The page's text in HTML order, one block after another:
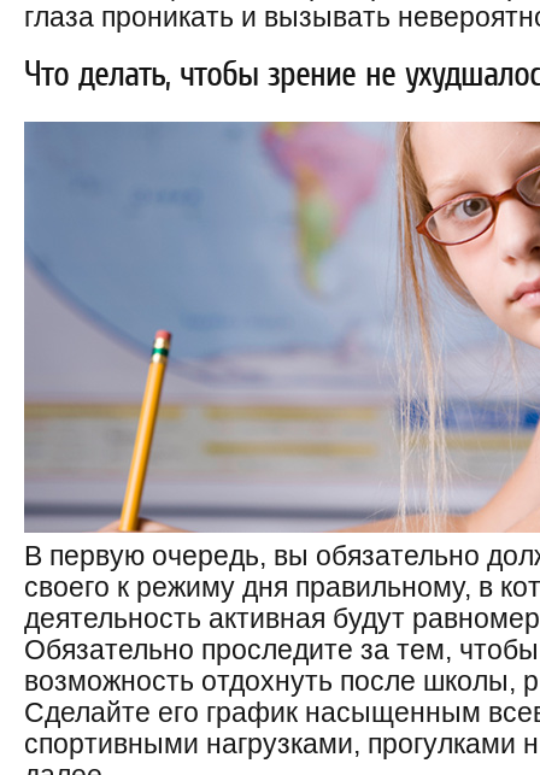
глаза проникать и вызывать
Что делать, чтобы зрение не
В первую очередь, вы обязательно
своего к режиму дня правильному, в
деятельность активная будут
Обязательно проследите за тем,
возможность отдохнуть после школы,
Сделайте его график насыщенным
спортивными нагрузками, прогулками